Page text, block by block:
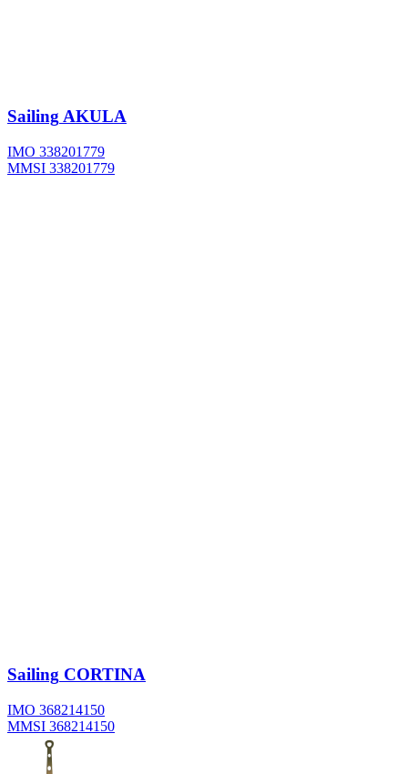
Sailing AKULA
IMO 338201779
MMSI 338201779
Sailing CORTINA
IMO 368214150
MMSI 368214150